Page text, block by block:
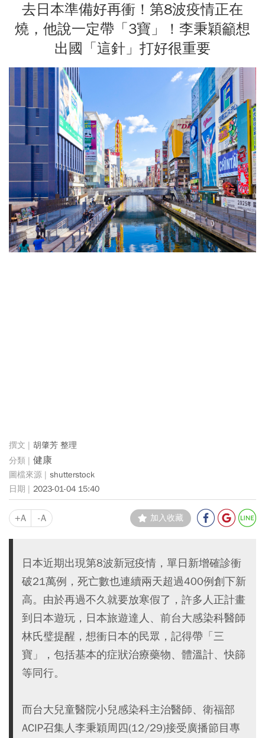
去日本準備好再衝！第8波疫情正在
燒，他說一定帶「3寶」！李秉穎籲想
出國「這針」打好很重要
胡肇芳 整理
健康
shutterstock
2023-01-04 15:40
+A -A 加入收藏
日本近期出現第8波新冠疫情，單日新增確診衝
破21萬例，死亡數也連續兩天超過400例創下新
高。由於再過不久就要放寒假了，許多人正計畫
到日本遊玩，日本旅遊達人、前台大感染科醫師
林氏璧提醒，想衝日本的民眾，記得帶「三
寶」，包括基本的症狀治療藥物、體溫計、快篩
等同行。
而台大兒童醫院小兒感染科主治醫師、衛福部
ACIP召集人李秉穎周四(12/29)接受廣播節目專